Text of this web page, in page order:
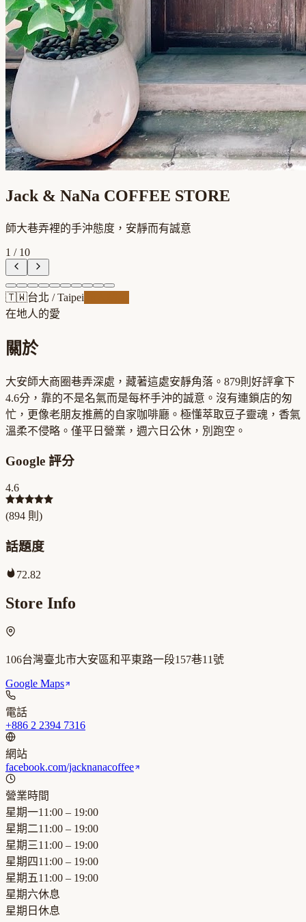
Jack & NaNa COFFEE STORE
師大巷弄裡的手沖態度，安靜而有誠意
1 / 10
🇹🇼台北 /Taipei
在地人的愛
關於
大安師大商圈巷弄深處，藏著這處安靜角落。879則好評拿下
4.6分，靠的不是名氣而是每杯手沖的誠意。沒有連鎖店的匆
忙，更像老朋友推薦的自家咖啡廳。極懂萃取豆子靈魂，香氣
溫柔不侵略。僅平日營業，週六日公休，別跑空。
Google 評分
4.6
(894 則)
話題度
72.82
Store Info
106台灣臺北市大安區和平東路一段157巷11號
Google Maps
電話
+886 2 2394 7316
網站
facebook.com/jacknanacoffee
營業時間
星期一11:00 – 19:00
星期二11:00 – 19:00
星期三11:00 – 19:00
星期四11:00 – 19:00
星期五11:00 – 19:00
星期六休息
星期日 休息